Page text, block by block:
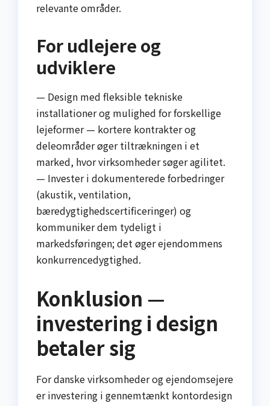
relevante områder.
For udlejere og
udviklere
— Design med fleksible tekniske
installationer og mulighed for forskellige
lejeformer — kortere kontrakter og
deleområder øger tiltrækningen i et
marked, hvor virksomheder søger agilitet.
— Invester i dokumenterede forbedringer
(akustik, ventilation,
bæredygtighedscertificeringer) og
kommuniker dem tydeligt i
markedsføringen; det øger ejendommens
konkurrencedygtighed.
Konklusion —
investering i design
betaler sig
For danske virksomheder og ejendomsejere
er investering i gennemtænkt kontordesign